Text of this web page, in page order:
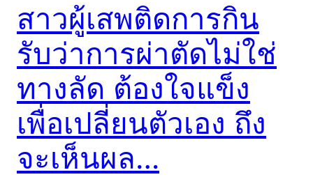
สาวผู้เสพติดการกิน
รับว่าการผ่าตัดไม่ใช่
ทางลัด ต้องใจแข็ง
เพื่อเปลี่ยนตัวเอง ถึง
จะเห็นผล…